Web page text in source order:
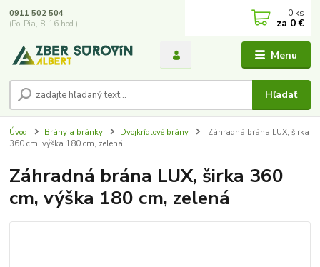
Menu
Hľadať
0911 502 504
(Po-Pia, 8-16 hod.)
0 ks
za 0 €
Úvod Brány a bránky Dvojkrídlové brány
Záhradná brána LUX, širka
360 cm, výška 180 cm, zelená
Záhradná brána LUX, širka 360
cm, výška 180 cm, zelená